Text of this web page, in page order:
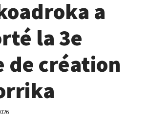
a
la 3e
de création